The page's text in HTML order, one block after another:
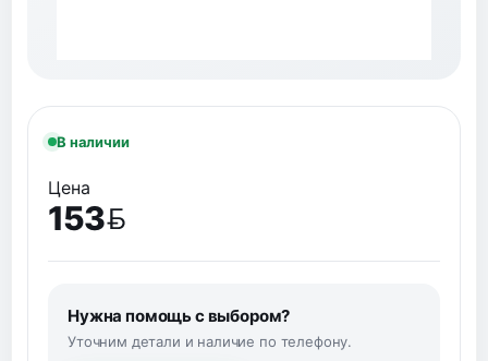
В наличии
Цена
153
BYN
Нужна помощь с выбором?
Уточним детали и наличие по телефону.